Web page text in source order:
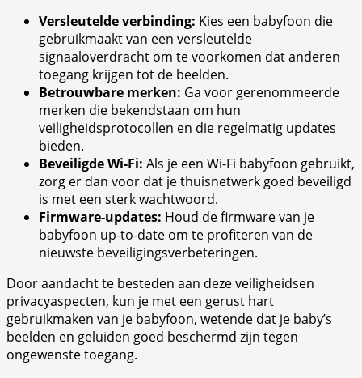
Versleutelde verbinding: Kies een babyfoon die
gebruikmaakt van een versleutelde
signaaloverdracht om te voorkomen dat anderen
toegang krijgen tot de beelden.
Betrouwbare merken: Ga voor gerenommeerde
merken die bekendstaan om hun
veiligheidsprotocollen en die regelmatig updates
bieden.
Beveiligde Wi-Fi: Als je een Wi-Fi babyfoon gebruikt,
zorg er dan voor dat je thuisnetwerk goed beveiligd
is met een sterk wachtwoord.
Firmware-updates: Houd de firmware van je
babyfoon up-to-date om te profiteren van de
nieuwste beveiligingsverbeteringen.
Door aandacht te besteden aan deze veiligheidsen
privacyaspecten, kun je met een gerust hart
gebruikmaken van je babyfoon, wetende dat je baby’s
beelden en geluiden goed beschermd zijn tegen
ongewenste toegang.